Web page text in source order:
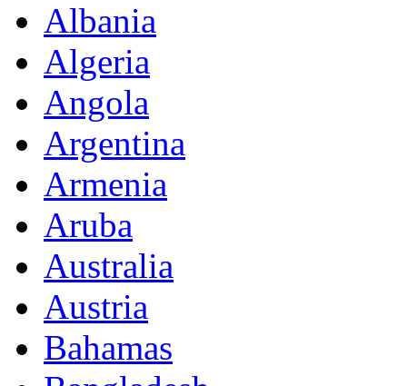
Albania
Algeria
Angola
Argentina
Armenia
Aruba
Australia
Austria
Bahamas